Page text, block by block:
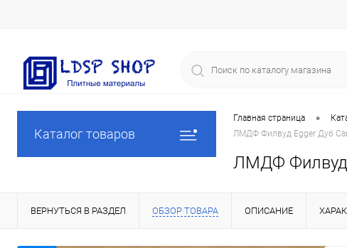
Каталог товаров
Главная страница •
ЛМДФ Филвуд Egger Дуб
ЛМДФ Филвуд
ВЕРНУТЬСЯ В РАЗДЕЛ ОБЗОР ТОВАРА ОПИСАНИЕ